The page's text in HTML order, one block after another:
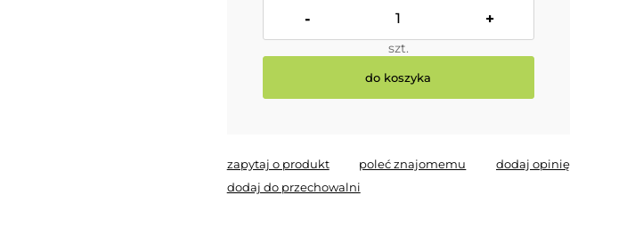
- +
szt.
do koszyka
zapytaj o produkt poleć znajomemu
dodaj opinię
dodaj do przechowalni